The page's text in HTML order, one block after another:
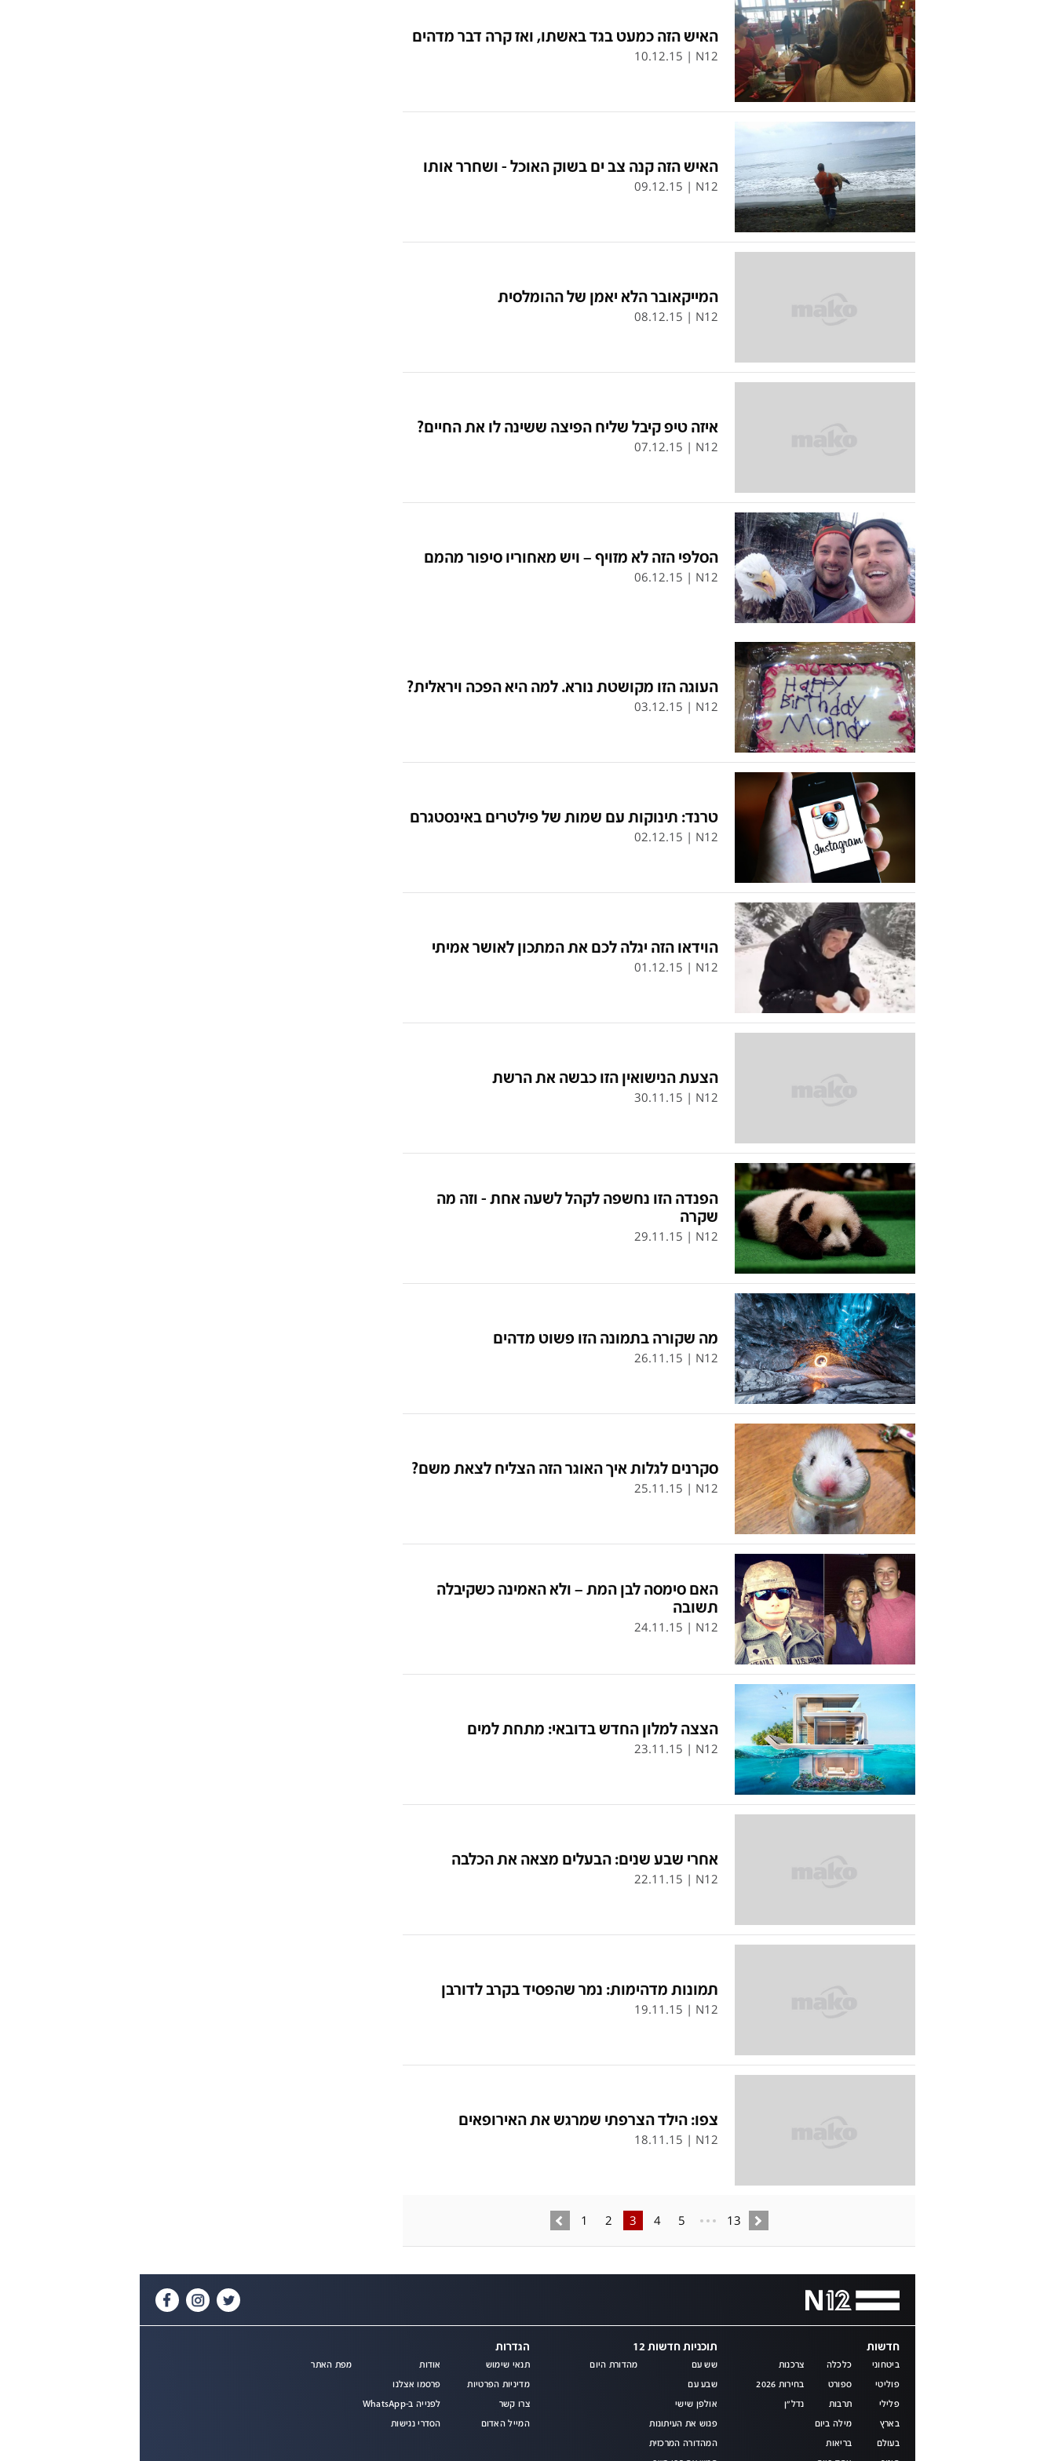
האיש הזה כמעט בגד באשתו, ואז קרה דבר מדהים
N12
|
10.12.15
האיש הזה קנה צב ים בשוק האוכל - ושחרר אותו
N12
|
09.12.15
המייקאובר הלא יאמן של ההומלסית
N12
|
08.12.15
איזה טיפ קיבל שליח הפיצה ששינה לו את החיים?
N12
|
07.12.15
הסלפי הזה לא מזויף – ויש מאחוריו סיפור מהמם
N12
|
06.12.15
העוגה הזו מקושטת נורא. למה היא הפכה ויראלית?
N12
|
03.12.15
טרנד: תינוקות עם שמות של פילטרים באינסטגרם
N12
|
02.12.15
הוידאו הזה יגלה לכם את המתכון לאושר אמיתי
N12
|
01.12.15
הצעת הנישואין הזו כבשה את הרשת
N12
|
30.11.15
הפנדה הזו נחשפה לקהל לשעה אחת - וזה מה
שקרה
N12
|
29.11.15
מה שקורה בתמונה הזו פשוט מדהים
N12
|
26.11.15
סקרנים לגלות איך האוגר הזה הצליח לצאת משם?
N12
|
25.11.15
האם סימסה לבן המת – ולא האמינה כשקיבלה
תשובה
N12
|
24.11.15
הצצה למלון החדש בדובאי: מתחת למים
N12
|
23.11.15
אחרי שבע שנים: הבעלים מצאה את הכלבה
N12
|
22.11.15
תמונות מדהימות: נמר שהפסיד בקרב לדורבן
N12
|
19.11.15
צפו: הילד הצרפתי שמרגש את האירופאים
N12
|
18.11.15
13
5
4
3
2
1
חדשות
ביטחוני
פוליטי
פלילי
בארץ
בעולם
כלכלה
ספורט
תרבות
מילה ביום
בריאות
צרכנות
בחירות 2026
נדל"ן
תוכניות חדשות 12
שש עם
שבע עם
אולפן שישי
פגוש את העיתונות
המהדורה המרכזית
מהדורת היום
הגדרות
תנאי שימוש
מדיניות הפרטיות
צרו קשר
המייל האדום
אודות
פרסמו אצלנו
לפנייה ב-WhatsApp
הסדרי נגישות
מפת האתר